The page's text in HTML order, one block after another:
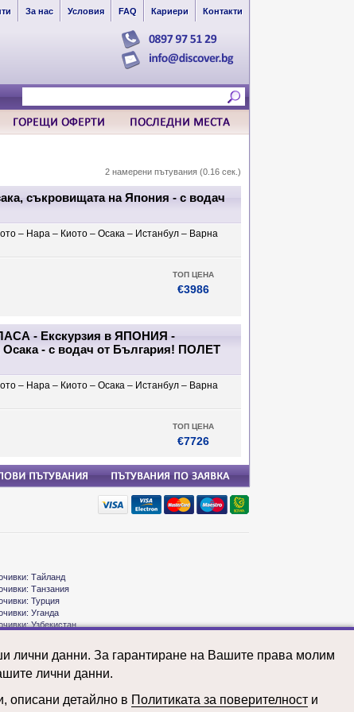
За нас Условия FAQ Кариери Контакти
2 намерени пътувания (0.16 сек.)
съкровищата на Япония - с водач
– Нара – Киото – Осака – Истанбул – Варна
ТОП ЦЕНА
€3986
- Екскурзия в ЯПОНИЯ -
- с водач от България! ПОЛЕТ
– Нара – Киото – Осака – Истанбул – Варна
ТОП ЦЕНА
€7726
Тайланд
Танзания
Турция
Уганда
Узбекистан
Франция
Чешка република
Швейцария
Шри Ланка
ЮАР
лични данни. За гарантиране на Вашите права молим
лични данни.
описани детайлно в Политиката за поверителности